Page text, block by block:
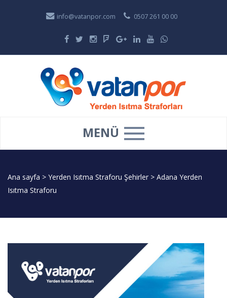
info@vatanpor.com 0507 261 00 00
MENÜ
Ana sayfa > Yerden Isıtma Straforu Şehirler > Adana Yerden
Isıtma Straforu